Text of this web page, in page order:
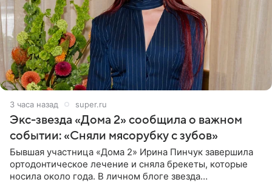
3 часа назад super.ru
Экс-звезда «Дома 2» сообщила о важном
событии: «Сняли мясорубку с зубов»
Бывшая участница «Дома 2» Ирина Пинчук завершила
ортодонтическое лечение и сняла брекеты, которые
носила около года. В личном блоге звезда